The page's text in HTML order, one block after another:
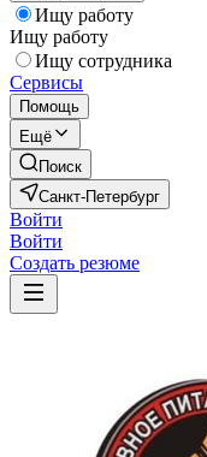
Ищу работу
Ищу работу
Ищу сотрудника
Сервисы
Помощь
Ещё
Поиск
Санкт-Петербург
Войти
Войти
Создать резюме